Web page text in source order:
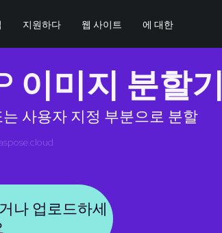
지원하다 웹 사이트 에 대한
이미지 분할기
사용자 지정 부분으로 분할
나 업로드하세